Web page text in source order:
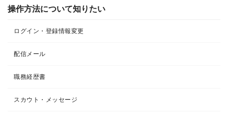
操作方法について知りたい
ログイン・登録情報変更
配信メール
職務経歴書
スカウト・メッセージ